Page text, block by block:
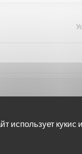
использует